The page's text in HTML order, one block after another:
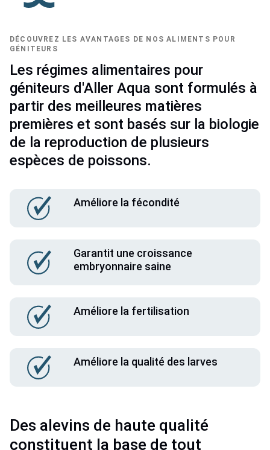
DÉCOUVREZ LES AVANTAGES DE NOS ALIMENTS POUR
GÉNITEURS
Les régimes alimentaires pour
géniteurs d'Aller Aqua sont formulés à
partir des meilleures matières
premières et sont basés sur la biologie
de la reproduction de plusieurs
espèces de poissons.
Améliore la fécondité
Garantit une croissance
embryonnaire saine
Améliore la fertilisation
Améliore la qualité des larves
Des alevins de haute qualité
constituent la base de tout